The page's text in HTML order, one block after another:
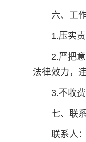
六、工
1.压实
2.严把
法律效力，
3.不收
七、联
联系人